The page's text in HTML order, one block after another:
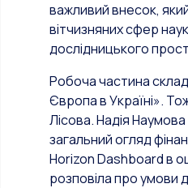
важливий внесок,
вітчизняних сфер
дослідницького
Робоча частина
Європа в Україні».
Лісова. Надія
загальний огляд
Horizon Dashboard в
розповіла про умови